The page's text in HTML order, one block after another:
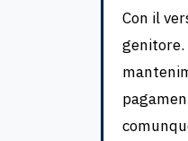
Con il